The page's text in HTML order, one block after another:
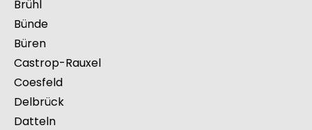
Borken
Bornheim
Bottrop
Brühl
Bünde
Büren
Castrop-Rauxel